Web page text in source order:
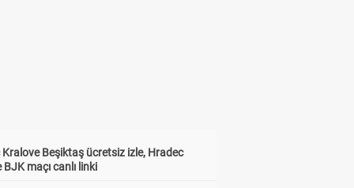
Kralove Beşiktaş ücretsiz izle, Hradec
BJK maçı canlı linki